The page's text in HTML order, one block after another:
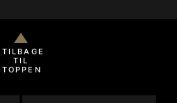
TILBAGE
TIL
TOPPEN